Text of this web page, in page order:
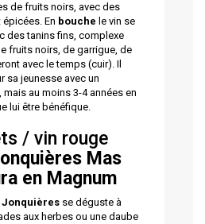
de fruits noirs, avec des
En bouche le vin se
des tanins fins, complexe
fruits noirs, de garrigue, de
avec le temps (cuir). Il
sa jeunesse avec un
au moins 3-4 années en
lui être bénéfique.
/ vin rouge
Mas
en Magnum
Jonquièresse déguste à
aux herbes ou une daube